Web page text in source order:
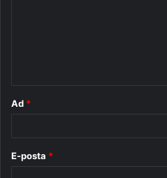
Ad *
E-posta *